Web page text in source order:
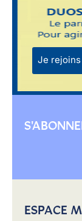
Je
ESPACE